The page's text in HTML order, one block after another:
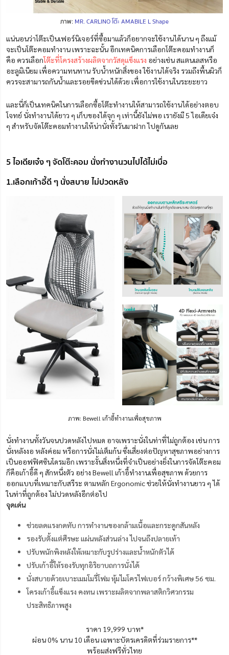
ภาพ: MR. CARLINO โต๊ะ AMABILE L Shape
แน่นอนว่าโต๊ะเป็นเฟอร์นิเจอร์ที่ซื้อมาแล้วก็อยากจะใช้งานได้นาน ๆ ถึงแม้
จะเป็นโต๊ะคอมทำงาน เพราะฉะนั้น อีกเทคนิคการเลือกโต๊ะคอมทำงานก็
คือ ควรเลือกโต๊ะที่โครงสร้างผลิตจากวัสดุแข็งแรง อย่างเช่น สแตนเลสหรือ
อะลูมิเนียม เพื่อความทนทาน รับน้ำหนักสิ่งของ ใช้งานได้จริง รวมถึงพื้นผิวก็
ควรจะสามารถกันน้ำและรอยขีดข่วนได้ด้วย เพื่อการใช้งานในระยะยาว
และนี่ก็เป็นเทคนิคในการเลือกซื้อโต๊ะทำงานให้สามารถใช้งานได้อย่างตอบ
โจทย์ นั่งทำงานได้ยาว ๆ เก็บของได้จุก ๆ เท่านี้ยังไม่พอ เรายังมี 5 ไอเดียเจ๋ง
ๆ สำหรับจัดโต๊ะคอมทำงานให้น่านั่งทั้งวันมาฝาก ไปดูกันเลย
5 ไอเดียเจ๋ง ๆ จัดโต๊ะคอม นั่งทำงานวนไปได้ไม่เบื่อ
1.เลือกเก้าอี้ดี ๆ นั่งสบาย ไม่ปวดหลัง
ภาพ: Bewell เก้าอี้ทำงานเพื่อสุขภาพ
นั่งทำงานทั้งวันจนปวดหลังไปหมด อาจเพราะนั่งในท่าที่ไม่ถูกต้อง เช่น การ
นั่งหลังงอ หลังค่อม หรือการนั่งไม่เต็มก้น ซึ่งเสี่ยงต่อปัญหาสุขภาพอย่างการ
เป็นออฟฟิศซินโดรมอีก เพราะงั้นสิ่งหนึ่งที่จำเป็นอย่างยิ่งในการจัดโต๊ะคอม
ก็คือเก้าอี้ดี ๆ สักหนึ่งตัว อย่าง Bewell เก้าอี้ทำงานเพื่อสุขภาพ ด้วยการ
ออกแบบที่เหมาะกับสรีระ ตามหลัก Ergonomic ช่วยให้นั่งทำงานยาว ๆ ได้
ในท่าที่ถูกต้อง ไม่ปวดหลังอีกต่อไป
จุดเด่น
ช่วยลดแรงกดทับ การทำงานของกล้ามเนื้อและกระดูกสันหลัง
รองรับตั้งแต่ศีรษะ แผ่นหลังส่วนล่าง ไปจนถึงปลายเท้า
ปรับพนักพิงหลังให้เหมาะกับรูปร่างและน้ำหนักตัวได้
ปรับเก้าอี้ให้รองรับทุกอิริยาบถการนั่งได้
นั่งสบายด้วยเบาะเมมโมรี่โฟม หุ้มไมโครไฟเบอร์ กว้างพิเศษ 56 ซม.
โครงเก้าอี้แข็งแรง คงทน เพราะผลิตจากพลาสติกวิศวกรรม
ประสิทธิภาพสูง
ราคา 19,999 บาท*
ผ่อน 0% นาน 10 เดือน เฉพาะบัตรเครดิตที่ร่วมรายการ**
พร้อมส่งฟรีทั่วไทย